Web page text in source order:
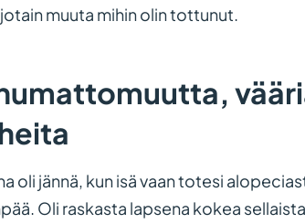
muuta mihin olin tottunut.
oli jännä, kun isä vaan totesi
Oli raskasta lapsena kokea